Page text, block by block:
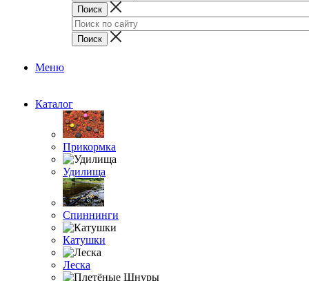
Меню
Каталог
Прикормка
Удилища
Спиннинги
Катушки
Леска